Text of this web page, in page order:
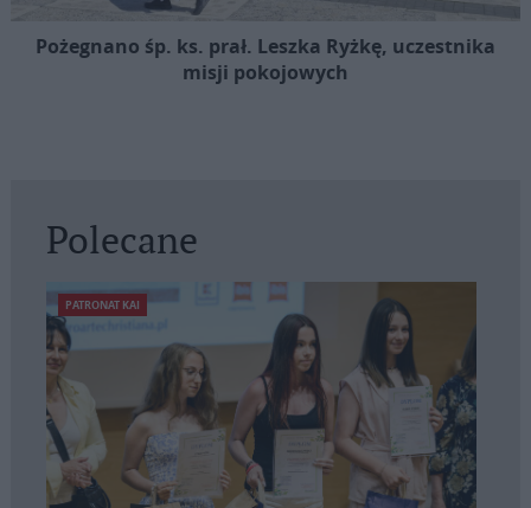
Pożegnano śp. ks. prał. Leszka Ryżkę, uczestnika
misji pokojowych
Polecane
PATRONAT KAI